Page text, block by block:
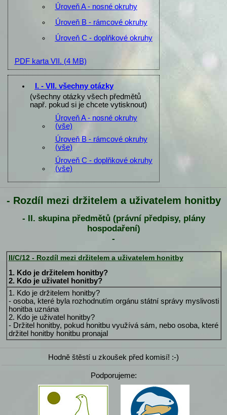
Úroveň A - nosné okruhy
Úroveň B - rámcové okruhy
Úroveň C - doplňkové okruhy
PDF karta VII. (4 MB)
I. - VII. všechny otázky
(všechny otázky všech předmětů
např. pokud si je chcete vytisknout)
Úroveň A - nosné okruhy
(vše)
Úroveň B - rámcové okruhy
(vše)
Úroveň C - doplňkové okruhy
(vše)
- Rozdíl mezi držitelem a uživatelem honitby
- II. skupina předmětů (právní předpisy, plány
hospodaření)
-
II/C/12 - Rozdíl mezi držitelem a uživatelem honitby
1. Kdo je držitelem honitby?
2. Kdo je uživatel honitby?
1. Kdo je držitelem honitby?
- osoba, které byla rozhodnutím orgánu státní správy myslivosti
honitba uznána
2. Kdo je uživatel honitby?
- Držitel honitby, pokud honitbu využívá sám, nebo osoba, které
držitel honitby honitbu pronajal
Hodně štěstí u zkoušek před komisí! :-)
Podporujeme: